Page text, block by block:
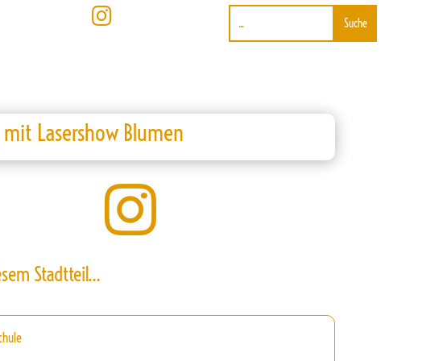

Lasershow Blumen

Stadtteil…